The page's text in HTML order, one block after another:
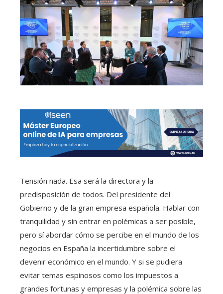
Tensión nada. Esa será la directora y la
predisposición de todos. Del presidente del
Gobierno y de la gran empresa española. Hablar con
tranquilidad y sin entrar en polémicas a ser posible,
pero sí abordar cómo se percibe en el mundo de los
negocios en España la incertidumbre sobre el
devenir económico en el mundo. Y si se pudiera
evitar temas espinosos como los impuestos a
grandes fortunas y empresas y la polémica sobre las